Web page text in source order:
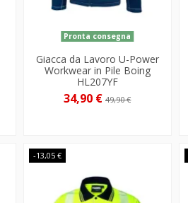
Pronta consegna
Giacca da Lavoro U-Power
Workwear in Pile Boing
HL207YF
34,90 €49,90 €
-13,05 €